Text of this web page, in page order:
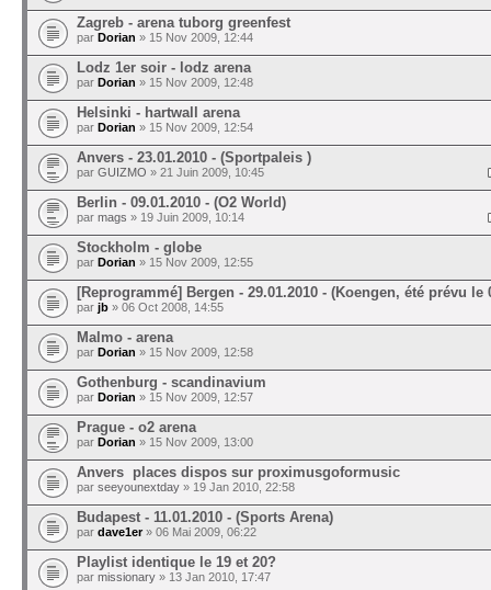
Zagreb - arena tuborg greenfest
par Dorian » 15 Nov 2009, 12:44
Lodz 1er soir - lodz arena
par Dorian » 15 Nov 2009, 12:48
Helsinki - hartwall arena
par Dorian » 15 Nov 2009, 12:54
Anvers - 23.01.2010 - (Sportpaleis )
par GUIZMO » 21 Juin 2009, 10:45
Berlin - 09.01.2010 - (O2 World)
par mags » 19 Juin 2009, 10:14
Stockholm - globe
par Dorian » 15 Nov 2009, 12:55
[Reprogrammé] Bergen - 29.01.2010 - (Koengen, été prévu le
par jb » 06 Oct 2008, 14:55
Malmo - arena
par Dorian » 15 Nov 2009, 12:58
Gothenburg - scandinavium
par Dorian » 15 Nov 2009, 12:57
Prague - o2 arena
par Dorian » 15 Nov 2009, 13:00
Anvers places dispos sur proximusgoformusic
par seeyounextday » 19 Jan 2010, 22:58
Budapest - 11.01.2010 - (Sports Arena)
par dave1er» 06 Mai 2009, 06:22
Playlist identique le 19 et 20?
par missionary » 13 Jan 2010, 17:47